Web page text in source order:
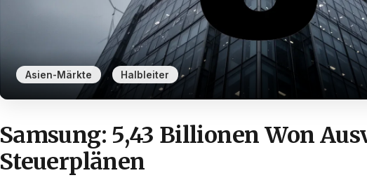
Asien-Märkte , Halbleiter
Samsung: 5,43 Billionen Won
Steuerplänen